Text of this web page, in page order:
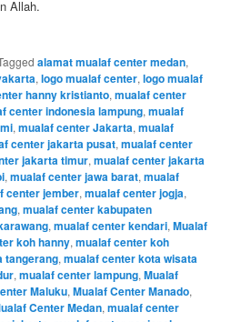
Allah.
alamat mualaf center medan,
,logo mualaf center,logo mualaf
hanny kristianto,mualaf center
center indonesia lampung,mualaf
,mualaf center Jakarta,mualaf
center jakarta pusat,mualaf center
jakarta timur,mualaf center jakarta
,mualaf center jawa barat,mualaf
center jember,mualaf center jogja,
,mualaf center kabupaten
,mualaf center kendari,Mualaf
koh hanny,mualaf center koh
tangerang,mualaf center kota wisata
,mualaf center lampung,Mualaf
Maluku,Mualaf Center Manado,
Center Medan,mualaf center